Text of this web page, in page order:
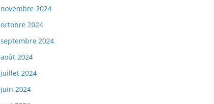
novembre 2024
octobre 2024
septembre 2024
août 2024
juillet 2024
juin 2024